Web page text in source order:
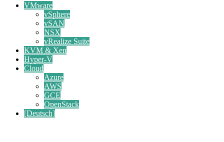
VMware
vSphere
vSAN
NSX
vRealize Suite
KVM & Xen
Hyper-V
Cloud
Azure
AWS
GCE
OpenStack
[Deutsch]